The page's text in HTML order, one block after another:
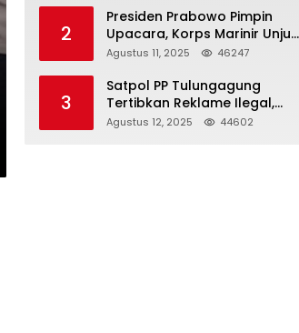
2
Presiden Prabowo Pimpin
Upacara, Korps Marinir Unjuk
Kekuatan dan Resmikan
Agustus 11, 2025 46247
3
Satpol PP Tulungagung
Tertibkan Reklame Ilegal,
Wujudkan Kota yang Rapi
Agustus 12, 2025 44602